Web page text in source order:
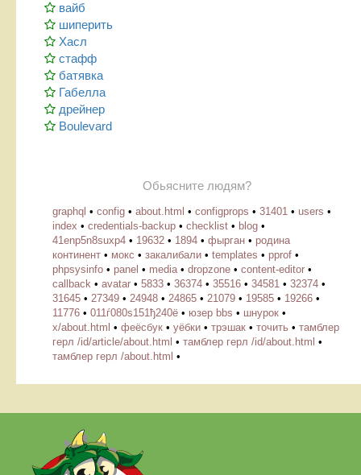
вайб
шиперить
Хасл
стафф
батявка
Габелла
дрейнер
Boulevard
Обьясните людям?
graphql • config • about.html • configprops • 31401 • users •
index • credentials-backup • checklist • blog •
41enp5n8suxp4 • 19632 • 1894 • фырган • родина
континент • мокс • закалибали • templates • pprof •
phpsysinfo • panel • media• dropzone • content-editor •
callback • avatar • 5833 • 36374 • 35516 • 34581 • 32374 •
31645 • 27349 • 24948 • 24865 • 21079 • 19585 • 19266 •
11776 • 011ѓ080ѕ151ђ240ё • юзер bbs • шнурок •
х/about.html • феёсбук • уёбки • трэшак • точить • тамблер
герл /id/article/about.html • тамблер герл /id/about.html •
тамблер герл /about.html •